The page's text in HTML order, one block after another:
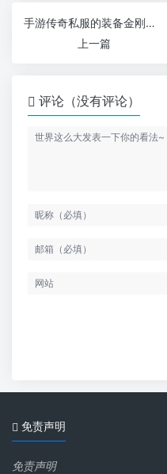
手游传奇私服的装备金刚石需求是多少
上一篇
评论（没有评论）
免责声明
免责声明